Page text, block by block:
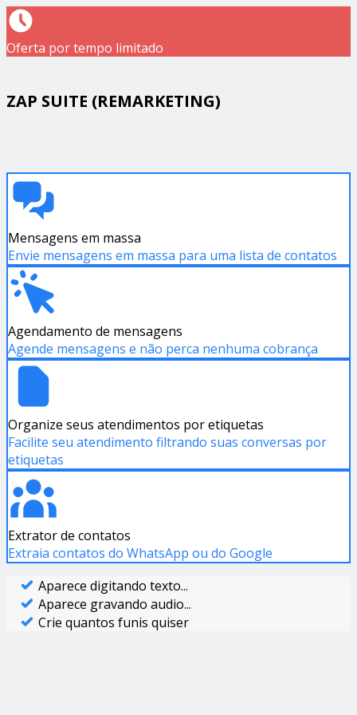
Oferta por tempo limitado
ZAP SUITE (REMARKETING)
Mensagens em massa
Envie mensagens em massa para uma lista de contatos
Agendamento de mensagens
Agende mensagens e não perca nenhuma cobrança
Organize seus atendimentos por etiquetas
Facilite seu atendimento filtrando suas conversas por
etiquetas
Extrator de contatos
Extraia contatos do WhatsApp ou do Google
Aparece digitando texto...
Aparece gravando audio...
Crie quantos funis quiser